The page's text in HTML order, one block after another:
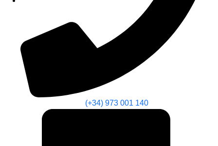
(+34) 973 001 140